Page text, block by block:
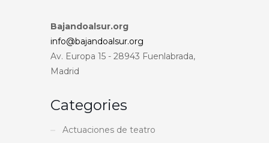
Bajandoalsur.org
info@bajandoalsur.org
Av. Europa 15 - 28943 Fuenlabrada,
Madrid
Categories
Actuaciones de teatro